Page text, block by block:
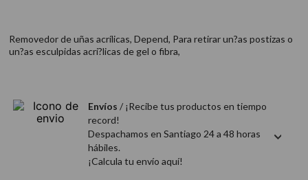
Removedor de uñas acrílicas, Depend, Para retirar un?as postizas o
un?as esculpidas acri?licas de gel o fibra,
Envíos / ¡Recibe tus productos en tiempo
record!
Despachamos en Santiago 24 a 48 horas
hábiles.
¡Calcula tu envío aquí!
8. loreal